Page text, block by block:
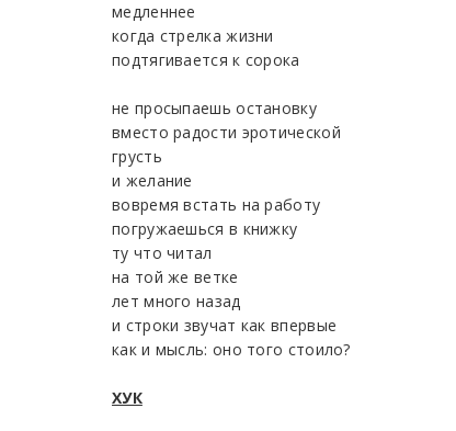
медленнее
когда стрелка жизни
подтягивается к сорока
не просыпаешь остановку
вместо радости эротической
грусть
и желание
вовремя встать на работу
погружаешься в книжку
ту что читал
на той же ветке
лет много назад
и строки звучат как впервые
как и мысль: оно того стоило?
ХУК